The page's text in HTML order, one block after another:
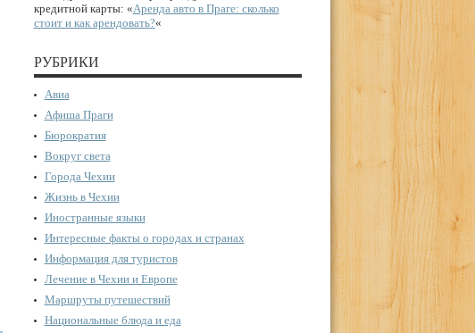
кредитной карты: «Аренда авто в Праге: сколько
стоит и как арендовать?«
РУБРИКИ
Авиа
Афиша Праги
Бюрократия
Вокруг света
Города Чехии
Жизнь в Чехии
Иностранные языки
Интересные факты о городах и странах
Информация для туристов
Лечение в Чехии и Европе
Маршруты путешествий
Национальные блюда и еда